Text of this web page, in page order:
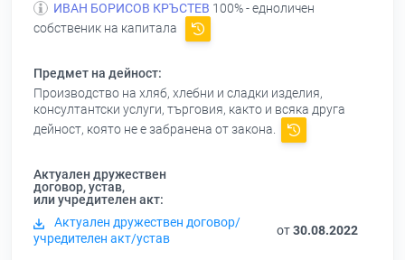
ИВАН БОРИСОВ КРЪСТЕВ 100% - едноличен
собственик на капитала
Предмет на дейност:
Производство на хляб, хлебни и сладки изделия,
консултантски услуги, търговия, както и всяка друга
дейност, която не е забранена от закона.
Актуален дружествен
договор, устав,
или учредителен акт:
Актуален дружествен договор/
учредителен акт/устав
от30.08.2022